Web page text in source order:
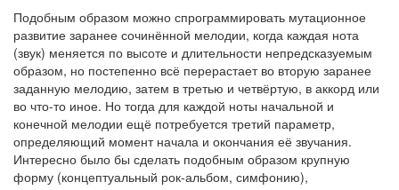
Подобным образом можно спрограммировать мутационное
развитие заранее сочинённой мелодии, когда каждая нота
(звук) меняется по высоте и длительности непредсказуемым
образом, но постепенно всё перерастает во вторую заранее
заданную мелодию, затем в третью и четвёртую, в аккорд или
во что-то иное. Но тогда для каждой ноты начальной и
конечной мелодии ещё потребуется третий параметр,
определяющий момент начала и окончания её звучания.
Интересно было бы сделать подобным образом крупную
форму (концептуальный рок-альбом, симфонию),